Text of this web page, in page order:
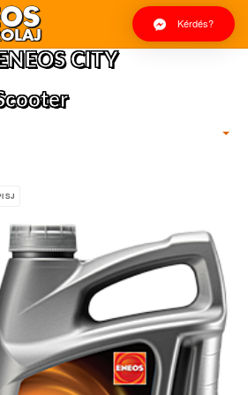
Kérdés?
CITY
SJ